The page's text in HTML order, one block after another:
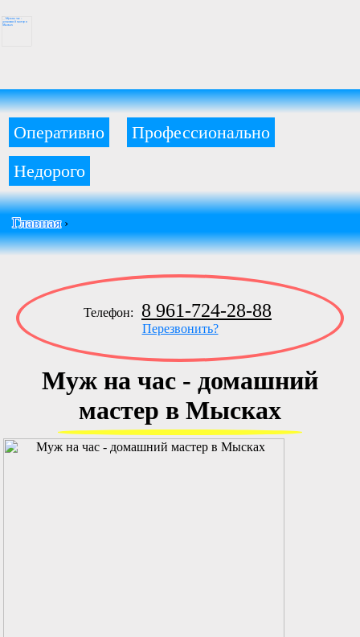
Оперативно
Профессионально
Недорого
Главная›
Телефон: 8 961-724-28-88
Перезвонить?
Муж на час - домашний
мастер в Мысках